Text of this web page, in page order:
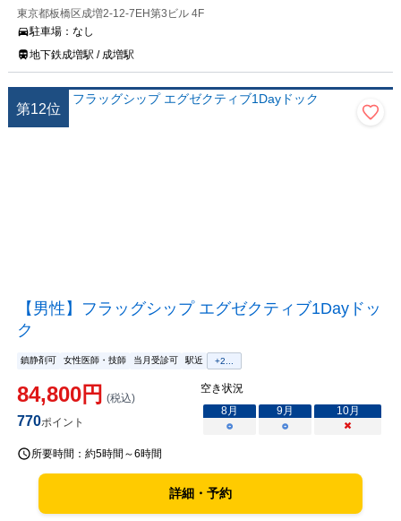
東京都板橋区成増2-12-7EH第3ビル 4F
駐車場： なし
地下鉄成増駅 / 成増駅
第12位
【男性】フラッグシップ エグゼクティブ1Dayドッ
ク
鎮静剤可 女性医師・技師 当月受診可 駅近 +2...
84,800円 (税込)
770ポイント
空き状況
8月 9月 10月
○
○ ×
所要時間： 約5時間～6時間
詳細・予約